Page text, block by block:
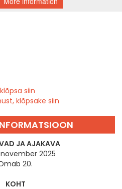
siin
klõpsake siin
JA AJAKAVA
november 2025
20.
KOHT